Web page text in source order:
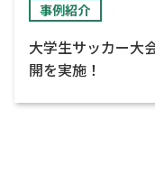
事例紹介
大学生サッカー大
開を実施！